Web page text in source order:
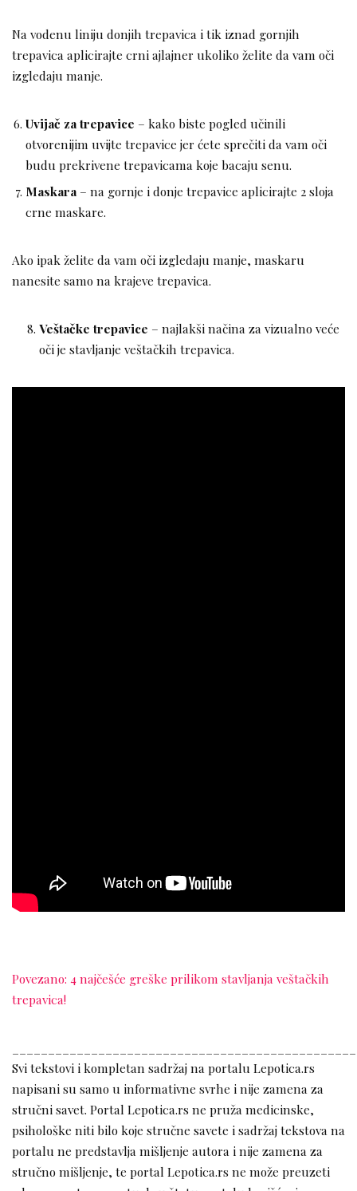
Na vodenu liniju donjih trepavica i tik iznad gornjih
trepavica aplicirajte crni ajlajner ukoliko želite da vam oči
izgledaju manje.
Uvijač za trepavice – kako biste pogled učinili
otvorenijim uvijte trepavice jer ćete sprečiti da vam oči
budu prekrivene trepavicama koje bacaju senu.
Maskara – na gornje i donje trepavice aplicirajte 2 sloja
crne maskare.
Ako ipak želite da vam oči izgledaju manje, maskaru
nanesite samo na krajeve trepavica.
Veštačke trepavice – najlakši načina za vizualno veće
oči je stavljanje veštačkih trepavica.
Povezano: 4 najčešće greške prilikom stavljanja veštačkih
trepavica!
Svi tekstovi i kompletan sadržaj na portalu Lepotica.rs
napisani su samo u informativne svrhe i nije zamena za
stručni savet. Portal Lepotica.rs ne pruža medicinske,
psihološke niti bilo koje stručne savete i sadržaj tekstova na
portalu ne predstavlja mišljenje autora i nije zamena za
stručno mišljenje, te portal Lepotica.rs ne može preuzeti